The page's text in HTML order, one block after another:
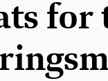
for